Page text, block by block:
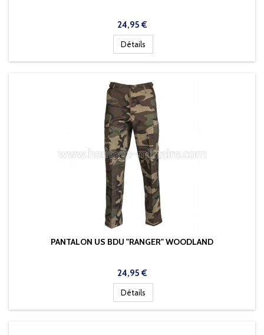
Prix
24,95 €
Détails
PANTALON US BDU "RANGER" WOODLAND
Prix
24,95 €
Détails